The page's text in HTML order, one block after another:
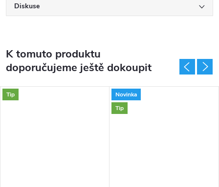
Diskuse
K tomuto produktu
doporučujeme ještě dokoupit
Tip
Novinka
Tip